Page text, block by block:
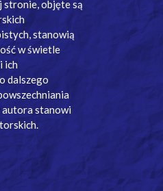
stronie, objęte są
stanowią
w świetle
ich
dalszego
autora stanowi